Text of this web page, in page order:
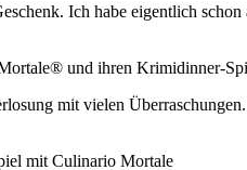
Ich habe eigentlich
und ihren Krimidinner-
mit vielen